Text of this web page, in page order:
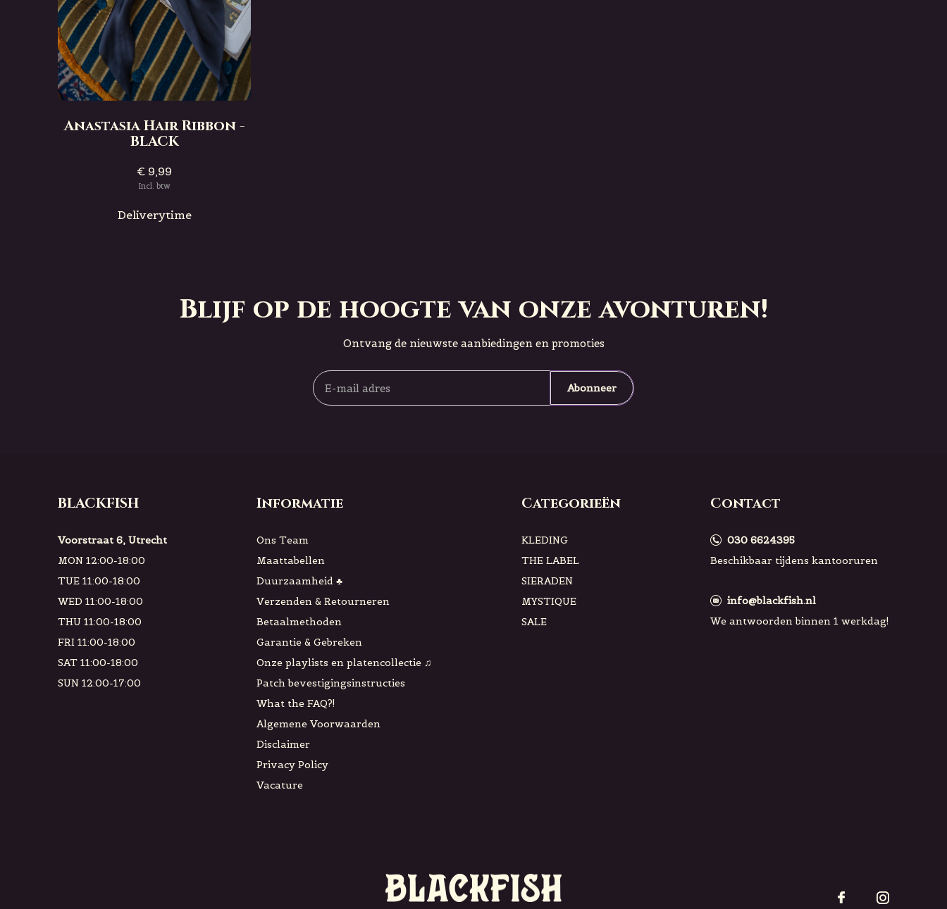
Anastasia Hair Ribbon -
BLACK
€ 9,99
Incl. btw
Deliverytime
Blijf op de hoogte van onze avonturen!
Ontvang de nieuwste aanbiedingen en promoties
Abonneer
BLACKFISH
Voorstraat 6, Utrecht
MON 12:00-18:00
TUE 11:00-18:00
WED 11:00-18:00
THU 11:00-18:00
FRI 11:00-18:00
SAT 11:00-18:00
SUN 12:00-17:00
Informatie
Ons Team
Maattabellen
Duurzaamheid ♣
Verzenden & Retourneren
Betaalmethoden
Garantie & Gebreken
Onze playlists en platencollectie ♫
Patch bevestigingsinstructies
What the FAQ?!
Algemene Voorwaarden
Disclaimer
Privacy Policy
Vacature
Categorieën
KLEDING
THE LABEL
SIERADEN
MYSTIQUE
SALE
Contact
030 6624395
Beschikbaar tijdens kantooruren
info@blackfish.nl
We antwoorden binnen 1 werkdag!